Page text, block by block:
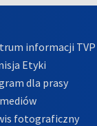
informacji TVP
Etyki
dla prasy
fotograficzny